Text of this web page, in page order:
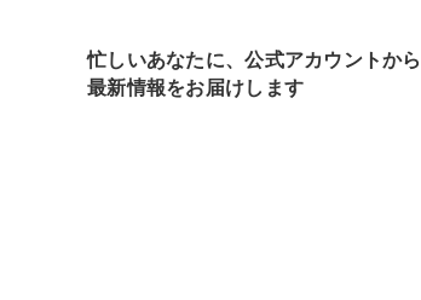
忙しいあなたに、公式アカウントから
最新情報をお届けします